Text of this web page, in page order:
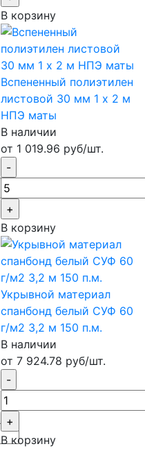
В корзину
Вспененный полиэтилен
листовой 30 мм 1 х 2 м
НПЭ маты
В наличии
от 1 019.96 руб/шт.
В корзину
Укрывной материал
спанбонд белый СУФ 60
г/м2 3,2 м 150 п.м.
В наличии
от 7 924.78 руб/шт.
В корзину